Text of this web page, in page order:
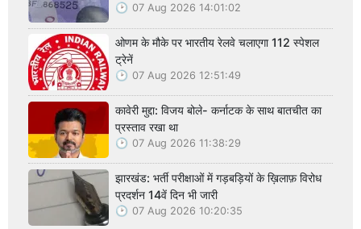
07 Aug 2026 14:01:02
ओणम के मौके पर भारतीय रेलवे चलाएगा 112 स्पेशल
ट्रेनें
07 Aug 2026 12:51:49
कावेरी मुद्दा: विजय बोले- कर्नाटक के साथ बातचीत का
प्रस्ताव रखा था
07 Aug 2026 11:38:29
झारखंड: भर्ती परीक्षाओं में गड़बड़ियों के ख़िलाफ़ विरोध
प्रदर्शन 14वें दिन भी जारी
07 Aug 2026 10:20:35